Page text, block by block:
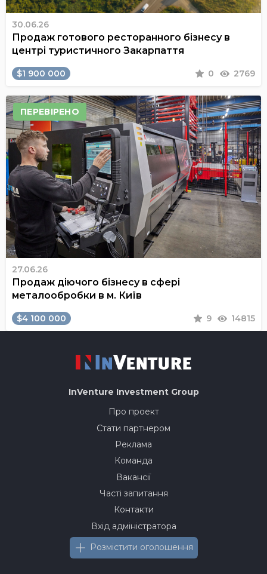
30.06.26
Продаж готового ресторанного бізнесу в
центрі туристичного Закарпаття
$1 900 000 0 2769
ПЕРЕВІРЕНО
27.06.26
Продаж діючого бізнесу в сфері
металообробки в м. Київ
$4 100 000 9 14815
InVenture Investment Group
Про проект
Стати партнером
Реклама
Команда
Вакансії
Часті запитання
Контакти
Вхід адміністратора
Розмістити оголошення